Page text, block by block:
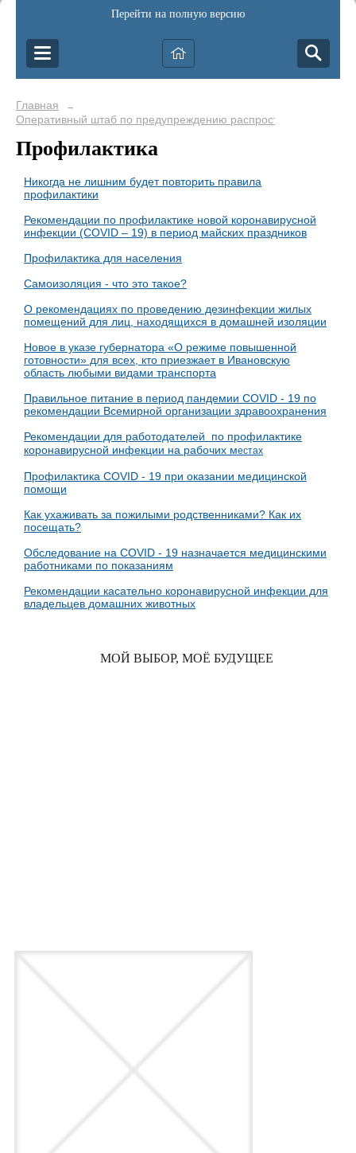
Перейти на полную версию
Главная →
Оперативный штаб по предупреждению распространения
Профилактика
Никогда не лишним будет повторить правила
профилактики
Рекомендации по профилактике новой коронавирусной
инфекции (COVID – 19) в период майских праздников
Профилактика для населения
Самоизоляция - что это такое?
О рекомендациях по проведению дезинфекции жилых
помещений для лиц, находящихся в домашней изоляции
Новое в указе губернатора «О режиме повышенной
готовности» для всех, кто приезжает в Ивановскую
область любыми видами транспорта
Правильное питание в период пандемии COVID - 19 по
рекомендации Всемирной организации здравоохранения
Рекомендации для работодателей по профилактике
коронавирусной инфекции на рабочих местах
Профилактика COVID - 19 при оказании медицинской
помощи
Как ухаживать за пожилыми родственниками? Как их
посещать?
Обследование на COVID - 19 назначается медицинскими
работниками по показаниям
Рекомендации касательно коронавирусной инфекции для
владельцев домашних животных
МОЙ ВЫБОР, МОЁ БУДУЩЕЕ